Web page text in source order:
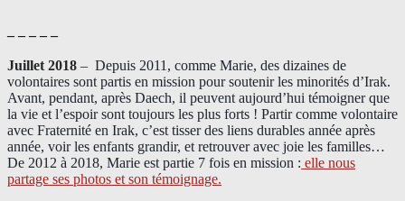
– – – – –
Juillet 2018 – Depuis 2011, comme Marie, des dizaines de
volontaires sont partis en mission pour soutenir les minorités d’Irak.
Avant, pendant, après Daech, il peuvent aujourd’hui témoigner que
la vie et l’espoir sont toujours les plus forts ! Partir comme volontaire
avec Fraternité en Irak, c’est tisser des liens durables année après
année, voir les enfants grandir, et retrouver avec joie les familles…
De 2012 à 2018, Marie est partie 7 fois en mission : elle nous
partage ses photos et son témoignage.